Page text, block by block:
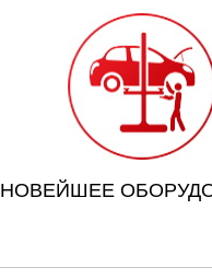
НОВЕЙШЕЕ